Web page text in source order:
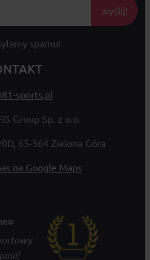
wyślij!
spamu!
sports.pl
Group Sp. z o.o.
65-364 Zielona Góra
na Google Maps